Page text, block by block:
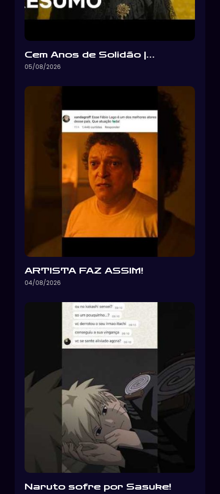
Cem Anos de Solidão |…
05/08/2026
ARTISTA FAZ ASSIM!
04/08/2026
Naruto sofre por Sasuke!